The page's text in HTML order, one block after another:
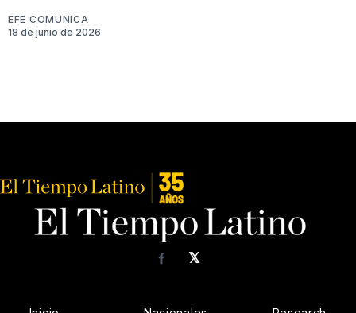
EFE COMUNICA
18 de junio de 2026
𝕏
Facebook